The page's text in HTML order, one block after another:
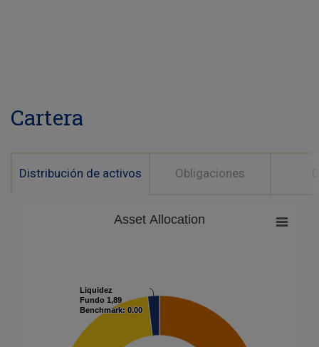
Cartera
Distribución de activos Obligaciones
Asset Allocation
Liquidez
Fundo 1,89
Benchmark:0.00
Liquidez
Fundo 1,89
Benchmark:0.00